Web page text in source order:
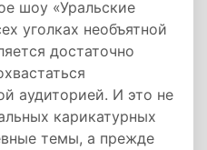
шоу «Уральские
уголках необъятной
достаточно
аудиторией. И это не
карикатурных
темы, а прежде